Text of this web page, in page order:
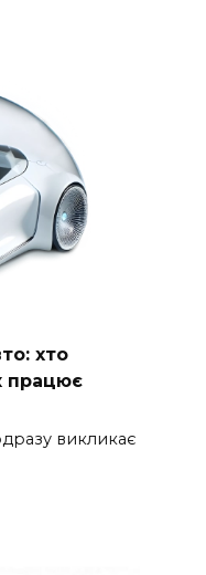
хто
працює
викликає